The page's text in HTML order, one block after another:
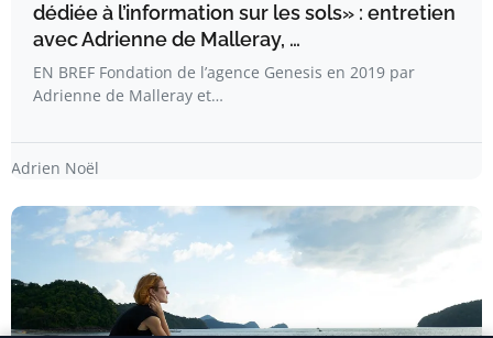
dédiée à l’information sur les sols» : entretien
avec Adrienne de Malleray, …
EN BREF Fondation de l’agence Genesis en 2019 par
Adrienne de Malleray et…
Adrien Noël